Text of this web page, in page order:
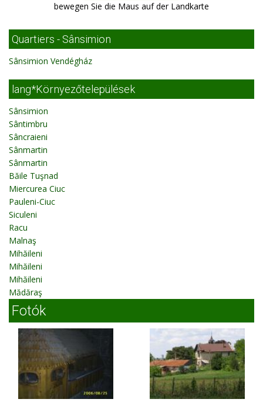
bewegen Sie die Maus auf der Landkarte
Quartiers - Sânsimion
Sânsimion Vendégház
lang*Környezőtelepülések
Sânsimion
Sântimbru
Sâncraieni
Sânmartin
Sânmartin
Băile Tuşnad
Miercurea Ciuc
Pauleni-Ciuc
Siculeni
Racu
Malnaş
Mihăileni
Mihăileni
Mihăileni
Mădăraş
Fotók